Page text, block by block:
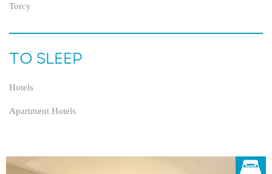
Torcy
TO SLEEP
Hotels
Apartment Hotels